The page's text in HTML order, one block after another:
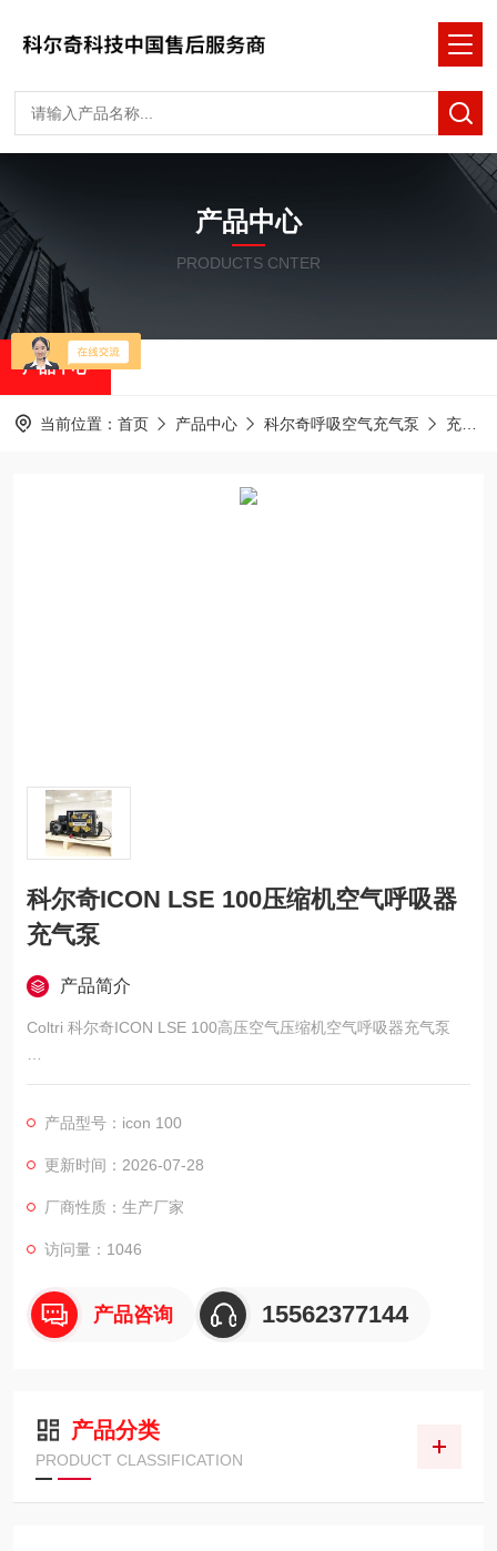
产品中心
PRODUCTS CNTER
产品中心
当前位置： 首页 产品中心 科尔奇呼吸空气充气泵 充气机
科尔奇ICON LSE 100压缩机空气呼吸器
充气泵
产品简介
Coltri 科尔奇ICON LSE 100高压空气压缩机空气呼吸器充气泵
科尔奇ICON LSE 100压缩机空气呼吸器充气泵，结构紧凑、重
设施的高压呼吸空气需求。
动马达可选择。
产品型号：icon 100
更新时间：2026-07-28
厂商性质：生产厂家
访问量：1046
产品咨询 15562377144
产品分类
PRODUCT CLASSIFICATION